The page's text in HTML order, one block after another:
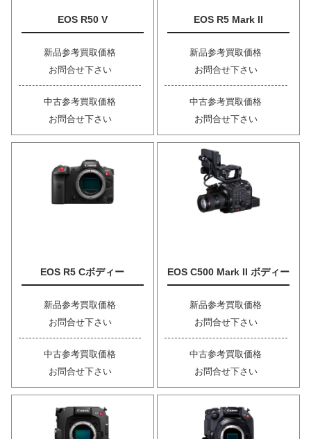
EOS R50 V
新品参考買取価格
お問合せ下さい
中古参考買取価格
お問合せ下さい
EOS R5 Mark II
新品参考買取価格
お問合せ下さい
中古参考買取価格
お問合せ下さい
EOS R5 Cボディー
新品参考買取価格
お問合せ下さい
中古参考買取価格
お問合せ下さい
EOS C500 Mark II ボディー
新品参考買取価格
お問合せ下さい
中古参考買取価格
お問合せ下さい